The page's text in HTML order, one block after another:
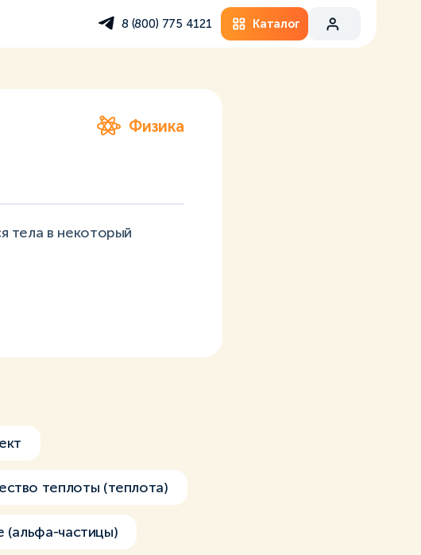
8 (800) 775 4121 Каталог
Физика
тела в некоторый
теплоты (теплота)
(альфа-частицы)